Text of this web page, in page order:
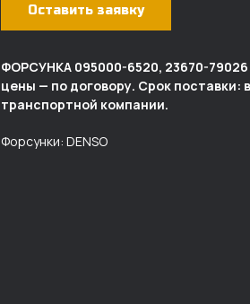
Оставить заявку
ФОРСУНКА 095000-6520, 23670-
цены — по договору. Срок поставки:
транспортной компании.
Форсунки: DENSO